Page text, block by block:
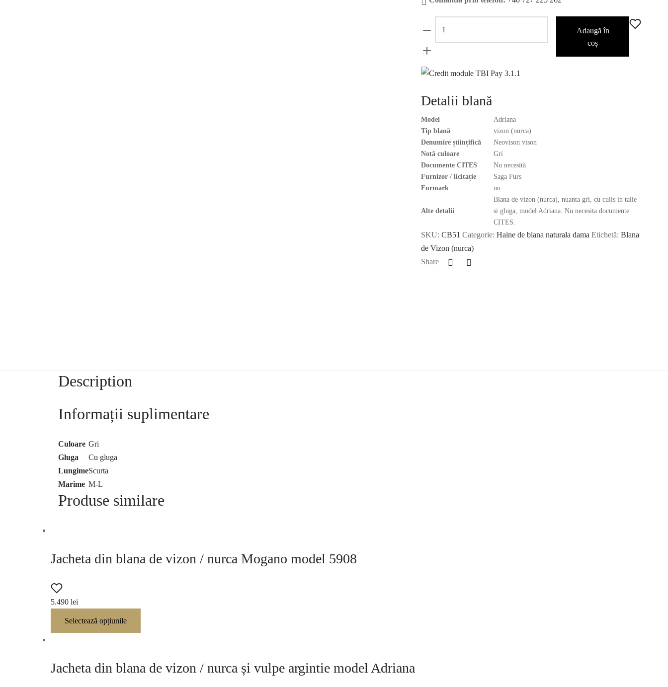
Adaugă în
coș
Detalii blană
Model
Adriana
Tip blană
vizon (nurca)
Denumire științifică
Neovison vison
Notă culoare
Gri
Documente CITES
Nu necesită
Furnizor / licitație
Saga Furs
Furmark
nu
Alte detalii
Blana de vizon (nurca), nuanta gri, cu culis in talie
si gluga, model Adriana. Nu necesita documente
CITES.
SKU: CB51 Categorie: Haine de blana naturala dama Etichetă: Blana
de Vizon (nurca)
Share
Description
Informații suplimentare
Culoare Gri
Gluga
Cu gluga
LungimeScurta
Marime M-L
Produse similare
Jacheta din blana de vizon / nurca Mogano model 5908
5.490 lei
Selectează opțiunile
Jacheta din blana de vizon / nurca și vulpe argintie model Adriana